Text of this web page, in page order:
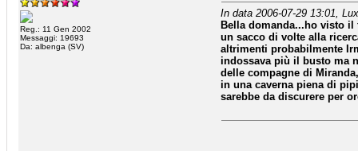
Reg.: 11 Gen 2002
Messaggi: 19693
Da: albenga (SV)
In data 2006-07-29 13:01,
Bella domanda...ho visto
un sacco di volte alla
altrimenti probabilmente
indossava più il busto ma
delle compagne di
in una caverna piena di
sarebbe da discurere per